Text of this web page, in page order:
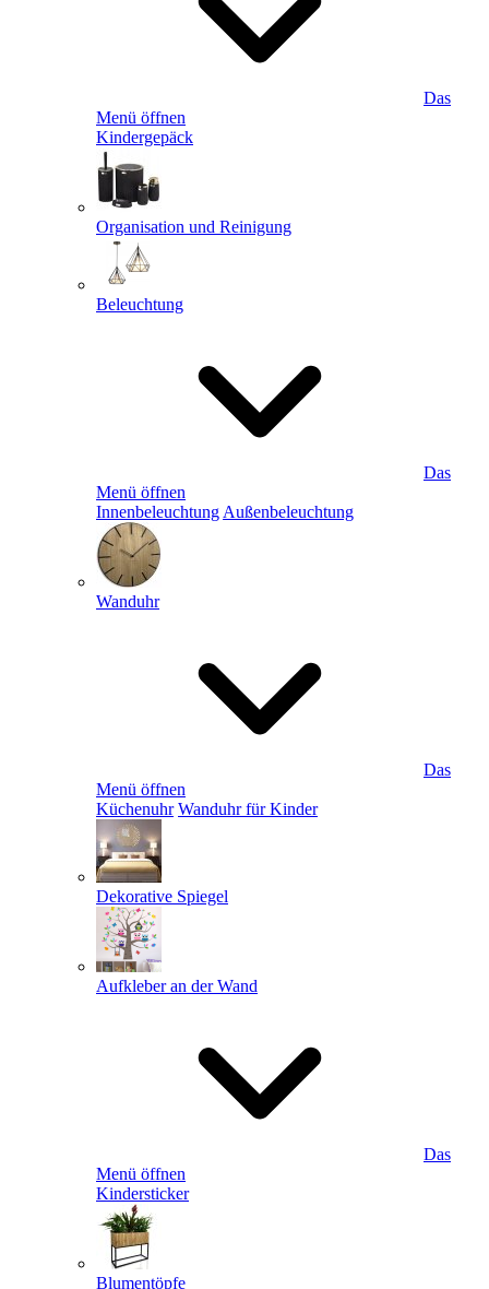
Das
Menü öffnen
Kindergepäck
Organisation und Reinigung
Beleuchtung
Das
Menü öffnen
Innenbeleuchtung Außenbeleuchtung
Wanduhr
Das
Menü öffnen
Küchenuhr Wanduhr für Kinder
Dekorative Spiegel
Aufkleber an der Wand
Das
Menü öffnen
Kindersticker
Blumentöpfe